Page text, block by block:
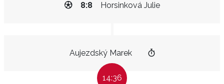
Horsinková Julie
8:8
Aujezdský Marek
14:36